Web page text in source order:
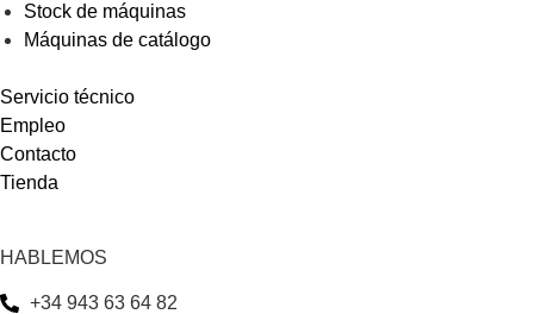
Stock de máquinas
Máquinas de catálogo
Servicio técnico
Empleo
Contacto
Tienda
HABLEMOS
+34 943 63 64 82